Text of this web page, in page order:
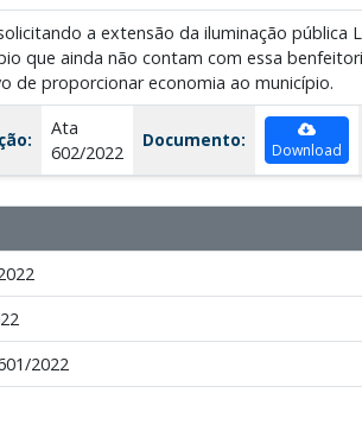
a extensão da iluminação pública
que ainda não contam com essa
de proporcionar economia ao município.
Ata
602/2022
Documento: Download
2022